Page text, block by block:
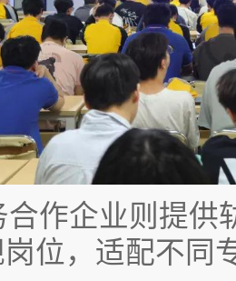
合作企业则提供
位，适配不同